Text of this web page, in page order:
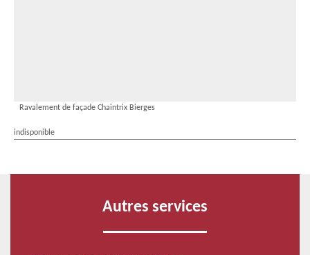
Ravalement de façade Chaintrix Bierges
indisponible
Autres services